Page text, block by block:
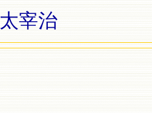
太宰治